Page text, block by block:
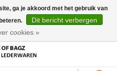
ga je akkoord met het gebruik van
Dit bericht verbergen
cookies »